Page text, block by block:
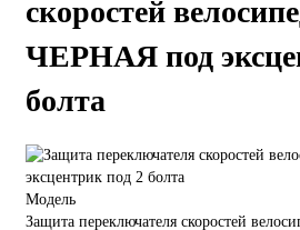
скоростей
ЧЕРНАЯ под
болта
Модель
Защита переключателя скоростей